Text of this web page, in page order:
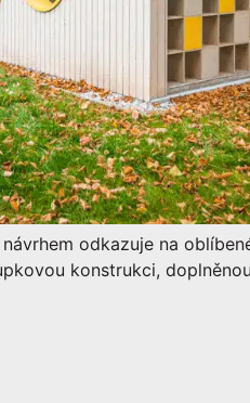
odkazuje na
konstrukci,